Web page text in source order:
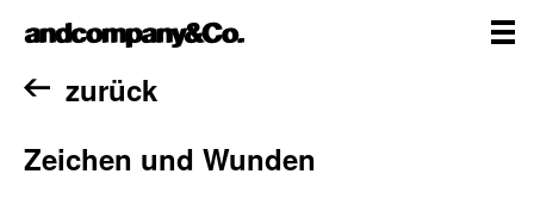
Inhalt
andcompany&Co
Homezurück
Zeichen und Wunden